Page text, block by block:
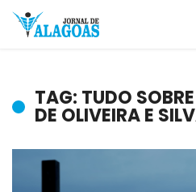
TAG: TUDO
DE OLIVEIRA E